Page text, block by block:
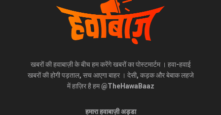
खबरों की हवाबाज़ी के बीच हम करेंगे खबरों का पोस्टमार्टम । हवा-हवाई
खबरों की होगी पड़ताल, सच आएगा बाहर । देसी, कड़क और बेबाक लहजे
में हाज़िर है हम @TheHawaBaaz
हमारा हवाबाज़ी अड्डा